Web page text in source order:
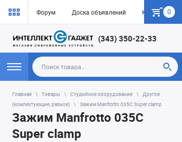
Форум Доска объявлений Как купить
0
(343) 350-22-33
Главная Товары Студийное оборудование
Другое
(комлектующие, разное)
Зажим Manfrotto 035C Super clamp
Зажим Manfrotto 035C
Super clamp